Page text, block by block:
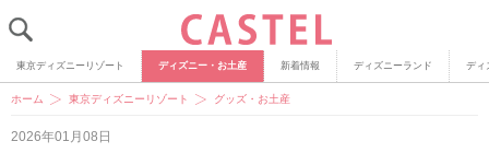
東京ディズニーリゾート ディズニー・お土産 新着情報 ディズニーランド ディ
ホーム 東京ディズニーリゾート グッズ・お土産
2026年01月08日